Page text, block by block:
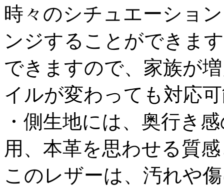
時々のシチュエーショ
ンジすることができま
できますので、家族が
イルが変わっても対応
・側生地には、奥行き
用、本革を思わせる質
このレザーは、汚れや